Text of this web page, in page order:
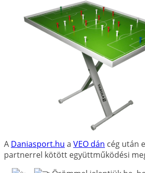
A Daniasport.hu a VEO dán cég után
partnerrel kötött együttműködési